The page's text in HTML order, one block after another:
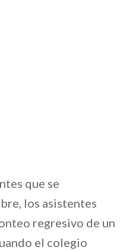
que se
los asistentes
regresivo de un
el colegio